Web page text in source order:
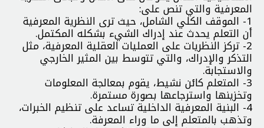
المعرفية والتي تنص على:
1- الموقف الكلي الشامل، حيث ترى النظرية المعرفية
أن التعلم يحدث عند إدراك الشيء بشكله المكتمل.
2- تركز النظريات على العمليات العقلية المعرفية، مثل
التذكر والإدراك، والتي تتوسط بين المثير الخارجي
والاستجابة.
3- المتعلم كائن نشيط، يقوم بمعالجة المعلومات
وتخزينها واسترجاعها بصورة مستمرة.
4- البنية المعرفية الداخلية تساعد على تنظيم الخبرات،
وتذهب بالمتعلم إلى ما وراء المعرفة.